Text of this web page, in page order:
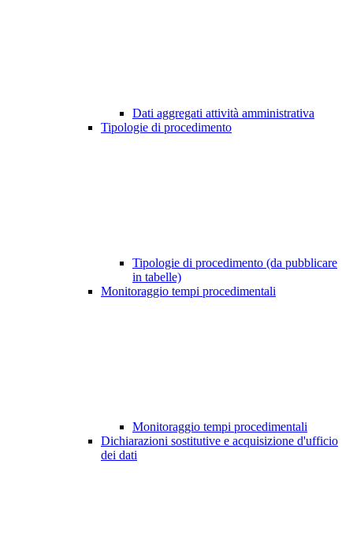
Dati aggregati attività amministrativa
Tipologie di procedimento
Tipologie di procedimento (da pubblicare
in tabelle)
Monitoraggio tempi procedimentali
Monitoraggio tempi procedimentali
Dichiarazioni sostitutive e acquisizione d'ufficio
dei dati